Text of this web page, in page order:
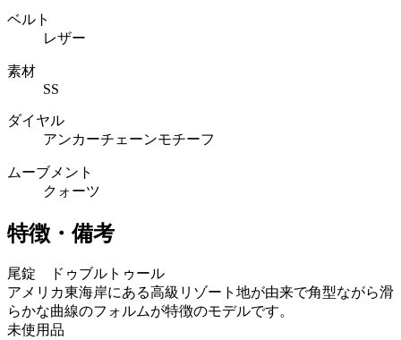
ベルト
レザー
素材
SS
ダイヤル
アンカーチェーンモチーフ
ムーブメント
クォーツ
特徴・備考
尾錠 ドゥブルトゥール
アメリカ東海岸にある高級リゾート地が由来で角型ながら滑
らかな曲線のフォルムが特徴のモデルです。
未使用品